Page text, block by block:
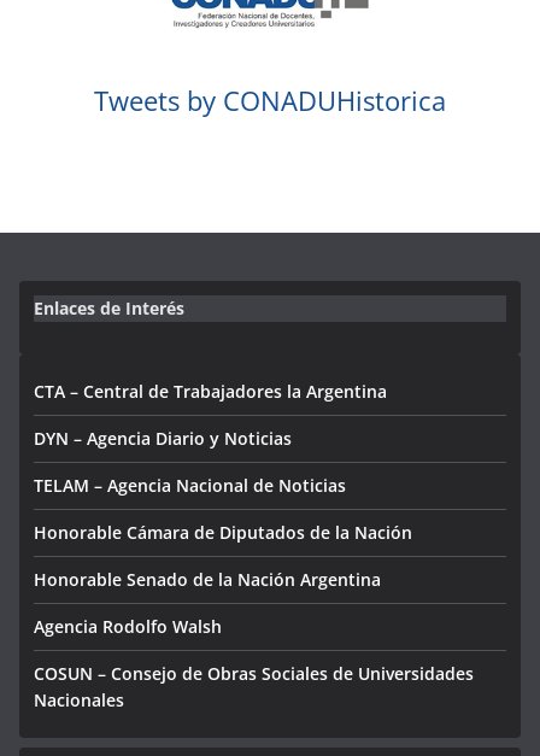
Tweets by CONADUHistorica
Enlaces de Interés
CTA – Central de Trabajadores la Argentina
DYN – Agencia Diario y Noticias
TELAM – Agencia Nacional de Noticias
Honorable Cámara de Diputados de la Nación
Honorable Senado de la Nación Argentina
Agencia Rodolfo Walsh
COSUN – Consejo de Obras Sociales de Universidades
Nacionales